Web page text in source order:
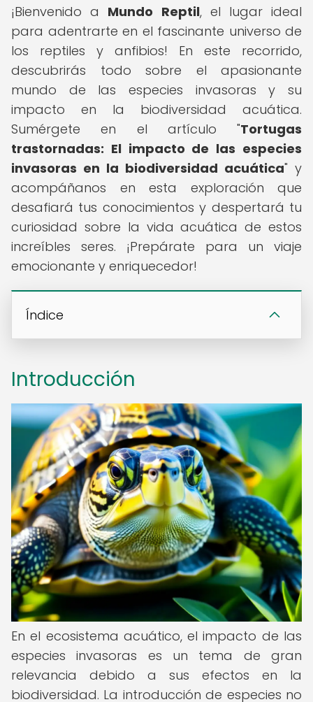
¡Bienvenido a Mundo Reptil, el lugar ideal
para adentrarte en el fascinante universo de
los reptiles y anfibios! En este recorrido,
descubrirás todo sobre el apasionante
mundo de las especies invasoras y su
impacto en la biodiversidad acuática.
Sumérgete en el artículo "Tortugas
trastornadas: El impacto de las especies
invasoras en la biodiversidad acuática" y
acompáñanos en esta exploración que
desafiará tus conocimientos y despertará tu
curiosidad sobre la vida acuática de estos
increíbles seres. ¡Prepárate para un viaje
emocionante y enriquecedor!
Índice
Introducción
En el ecosistema acuático, el impacto de las
especies invasoras es un tema de gran
relevancia debido a sus efectos en la
biodiversidad. La introducción de especies no